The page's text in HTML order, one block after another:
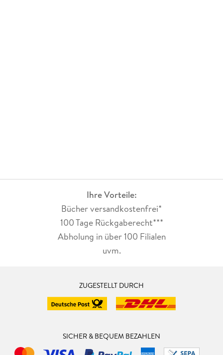
Ihre Vorteile:
Bücher versandkostenfrei*
100 Tage Rückgaberecht***
Abholung in über 100 Filialen
uvm.
ZUGESTELLT DURCH
SICHER & BEQUEM BEZAHLEN